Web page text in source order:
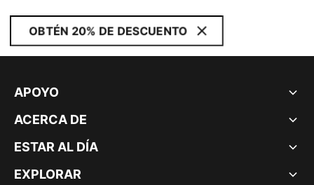
OBTÉN 20% DE DESCUENTO
APOYO
ACERCA DE
ESTAR AL DÍA
EXPLORAR